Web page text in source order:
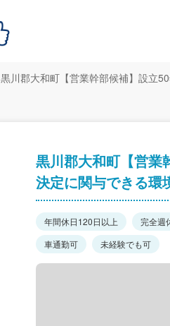
黒川郡大和町【営業幹部候補】設立
黒川郡大和町【営業
決定に関与できる
年間休日120日以上 完全週
車通勤可
未経験でも可